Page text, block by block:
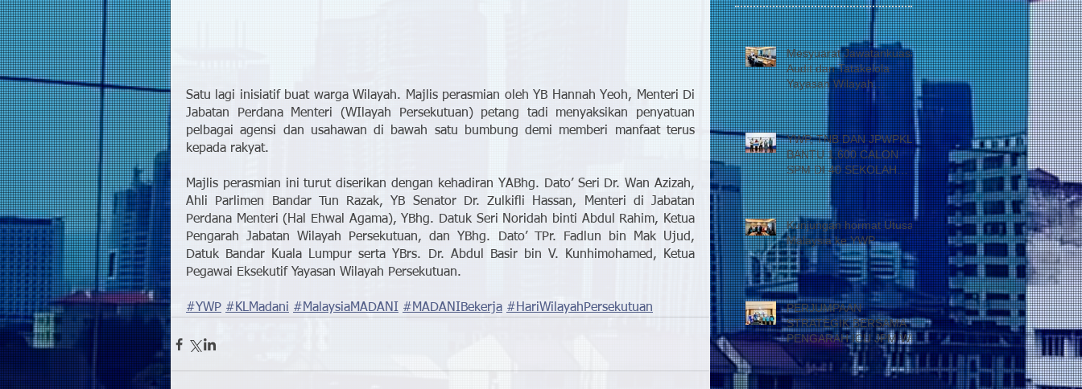
Satu lagi inisiatif buat warga Wilayah. Majlis perasmian oleh YB Hannah Yeoh, Menteri Di
Jabatan Perdana Menteri (WIlayah Persekutuan) petang tadi menyaksikan penyatuan
pelbagai agensi dan usahawan di bawah satu bumbung demi memberi manfaat terus
kepada rakyat.
Majlis perasmian ini turut diserikan dengan kehadiran YABhg. Dato’ Seri Dr. Wan Azizah,
Ahli Parlimen Bandar Tun Razak, YB Senator Dr. Zulkifli Hassan, Menteri di Jabatan
Perdana Menteri (Hal Ehwal Agama), YBhg. Datuk Seri Noridah binti Abdul Rahim, Ketua
Pengarah Jabatan Wilayah Persekutuan, dan YBhg. Dato’ TPr. Fadlun bin Mak Ujud,
Datuk Bandar Kuala Lumpur serta YBrs. Dr. Abdul Basir bin V. Kunhimohamed, Ketua
Pegawai Eksekutif Yayasan Wilayah Persekutuan.
#YWP #KLMadani #MalaysiaMADANI #MADANIBekerja #HariWilayahPersekutuan
Mesyuarat Jawatankuasa
Audit dan Tatakelola
Yayasan Wilayah
Persekutuan (JATK)
YWP, TNB DAN JPWPKL
BANTU 1,600 CALON
SPM DI 40 SEKOLAH
KUALA LUMPUR
Kunjungan hormat Utusan
Malaysia ke YWP
PERJUMPAAN
STRATEGIK BERSAMA
PENGARAH ICU JPM WP